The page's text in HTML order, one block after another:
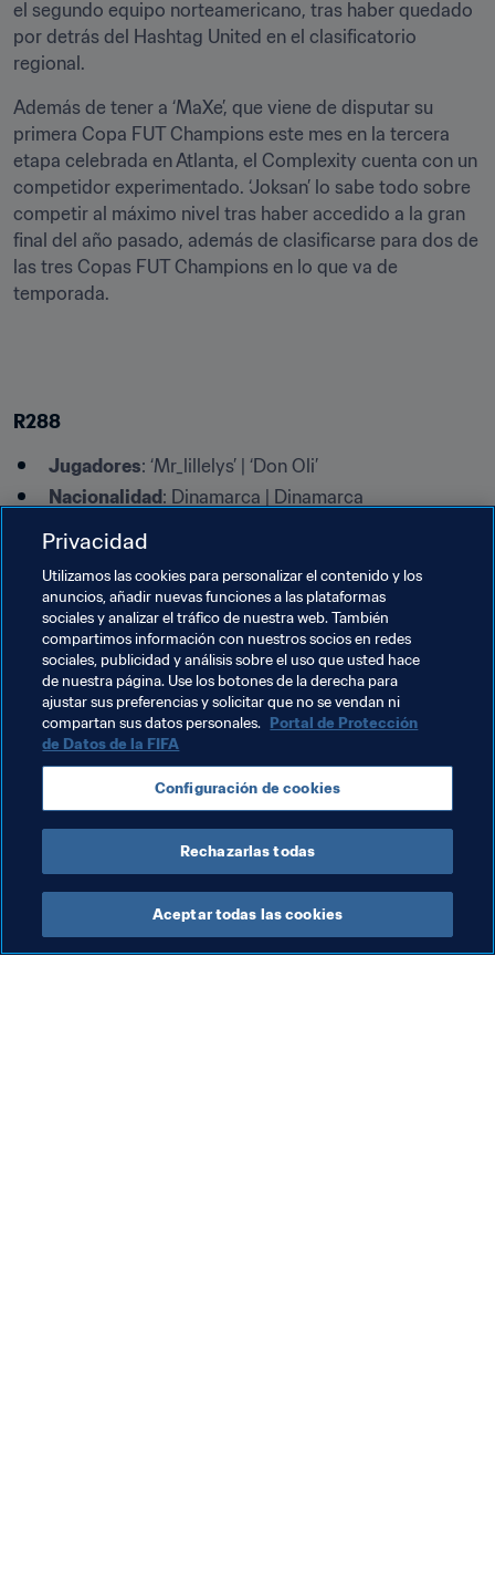
el segundo equipo norteamericano, tras haber quedado
por detrás del Hashtag United en el clasificatorio
regional.
Además de tener a ‘MaXe’, que viene de disputar su
primera Copa FUT Champions este mes en la tercera
etapa celebrada en Atlanta, el Complexity cuenta con un
competidor experimentado. ‘Joksan’ lo sabe todo sobre
competir al máximo nivel tras haber accedido a la gran
final del año pasado, además de clasificarse para dos de
las tres Copas FUT Champions en lo que va de
temporada.
R288
Jugadores: ‘Mr_lillelys’ | ‘Don Oli’
Nacionalidad : Dinamarca | Dinamarca
Clasificación mundial
Grupo D que hace su debut en una eClub World Cup. La
nación danesa goza de un glorioso historial en la
competición, gracias a un Brondby que ganó la edición
inaugural en 2017 representado por ‘Marcuzo’ y que
revalidó el título en 2018 con la pareja ‘Ustun’ y
‘Fredberg’.
En un país repleto de talentos del FIFA competitivo, sus
representantes en la edición de este año serán
‘Mr_lillelys’ y ‘Don Oli’. ¿Podrá el R288 volver a hacer
triunfar a Dinamarca en la eClub World Cup de 2020?
Privacidad
Utilizamos las cookies para personalizar el contenido y los
anuncios, añadir nuevas funciones a las plataformas
sociales y analizar el tráfico de nuestra web. También
compartimos información con nuestros socios en redes
sociales, publicidad y análisis sobre el uso que usted hace
de nuestra página. Use los botones de la derecha para
ajustar sus preferencias y solicitar que no se vendan ni
compartan sus datos personales. Portal de Protección
de Datos de la FIFA
Configuración de cookies
Rechazarlas todas
Aceptar todas las cookies